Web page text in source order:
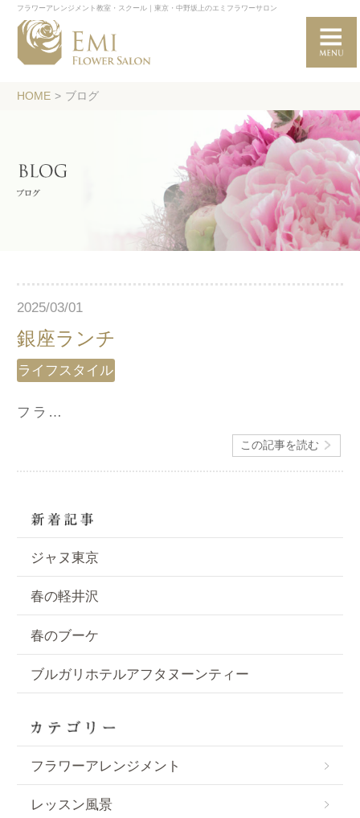
フラワーアレンジメント教室・スクール｜東京・中野坂上のエミフラワーサロン
HOME > ブログ
2025/03/01
銀座ランチ
ライフスタイル
フラ…
この記事を読む
ジャヌ東京
春の軽井沢
春のブーケ
ブルガリホテルアフタヌーンティー
フラワーアレンジメント
レッスン風景